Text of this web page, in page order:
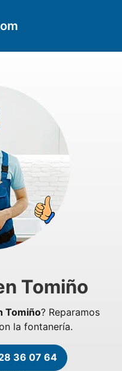
Tomiño
Tomiño? Reparamos
la fontanería.
36 07 64